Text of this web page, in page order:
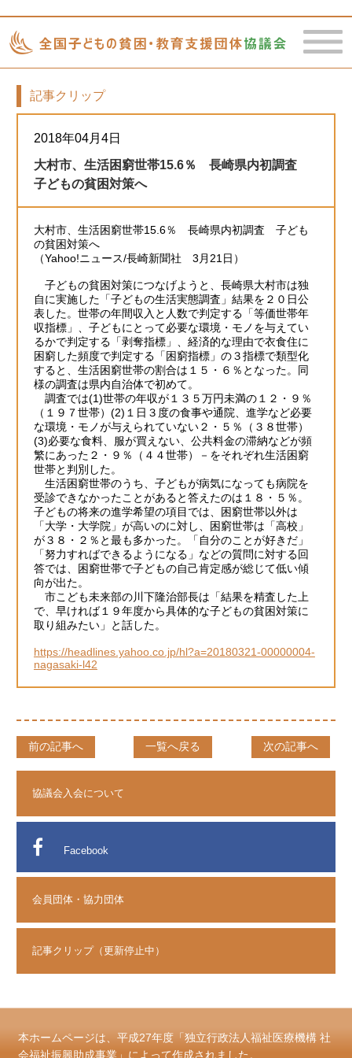
記事クリップ
2018年04月4日
大村市、生活困窮世帯15.6％ 長崎県内初調査
子どもの貧困対策へ
大村市、生活困窮世帯15.6％ 長崎県内初調査 子ども
の貧困対策へ
（Yahoo!ニュース/長崎新聞社 3月21日）
子どもの貧困対策につなげようと、長崎県大村市は独
自に実施した「子どもの生活実態調査」結果を２０日公
表した。世帯の年間収入と人数で判定する「等価世帯年
収指標」、子どもにとって必要な環境・モノを与えてい
るかで判定する「剥奪指標」、経済的な理由で衣食住に
困窮した頻度で判定する「困窮指標」の３指標で類型化
すると、生活困窮世帯の割合は１５・６％となった。同
様の調査は県内自治体で初めて。
調査では(1)世帯の年収が１３５万円未満の１２・９％
（１９７世帯）(2)１日３度の食事や通院、進学など必要
な環境・モノが与えられていない２・５％（３８世帯）
(3)必要な食料、服が買えない、公共料金の滞納などが頻
繁にあった２・９％（４４世帯）－をそれぞれ生活困窮
世帯と判別した。
生活困窮世帯のうち、子どもが病気になっても病院を
受診できなかったことがあると答えたのは１８・５％。
子どもの将来の進学希望の項目では、困窮世帯以外は
「大学・大学院」が高いのに対し、困窮世帯は「高校」
が３８・２％と最も多かった。「自分のことが好きだ」
「努力すればできるようになる」などの質問に対する回
答では、困窮世帯で子どもの自己肯定感が総じて低い傾
向が出た。
市こども未来部の川下隆治部長は「結果を精査した上
で、早ければ１９年度から具体的な子どもの貧困対策に
取り組みたい」と話した。
https://headlines.yahoo.co.jp/hl?a=20180321-00000004-
nagasaki-l42
前の記事へ 一覧へ戻る 次の記事へ
協議会入会について
Facebook
会員団体・協力団体
記事クリップ（更新停止中）
本ホームページは、平成27年度「独立行政法人福祉医療機構 社
会福祉振興助成事業」によって作成されました。